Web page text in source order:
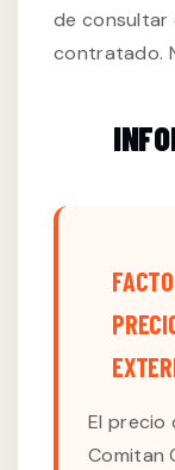
de consultar
contratado.
El precio
Comitan